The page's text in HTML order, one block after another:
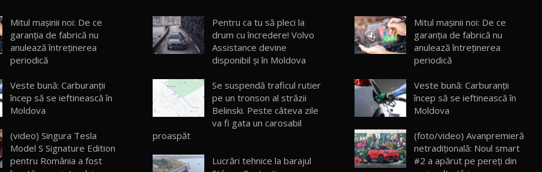
15:22
10
Mercedes-AMG E 53 HYBRID 4MATIC+ /
Test Drive AutoBlog.MD
11
Noul Volvo ES90 / Test Drive AutoBlog.MD
27:58
12
Noul MG HS / Test Drive AutoBlog.MD
16:48
Mitul mașinii noi: De ce
garanția de fabrică nu
anulează întreținerea
periodică
Veste bună: Carburanții
încep să se ieftinească în
Moldova
(video) Singura Tesla
Model S Signature Edition
pentru România a fost
Pentru ca tu să pleci la
drum cu încredere! Volvo
Assistance devine
disponibil și în Moldova
Se suspendă traficul rutier
pe un tronson al străzii
Belinski. Peste câteva zile
va fi gata un carosabil
proaspăt
Lucrări tehnice la barajul
Mitul mașinii noi: De ce
garanția de fabrică nu
anulează întreținerea
periodică
Veste bună: Carburanții
încep să se ieftinească în
Moldova
(foto/video) Avanpremieră
netradițională: Noul smart
#2 a apărut pe pereți din